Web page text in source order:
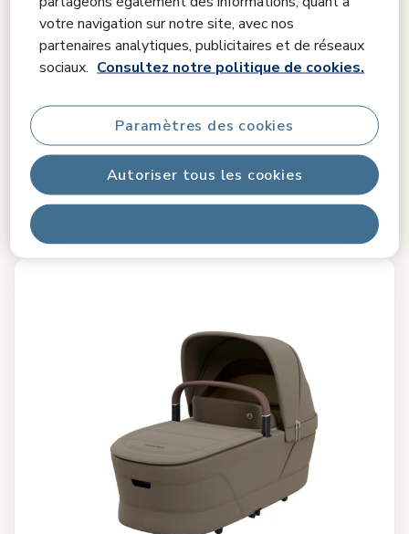
votre navigation sur notre site, avec nos
partenaires analytiques, publicitaires et de réseaux
sociaux. Consultez notre politique de cookies.
Autoriser tous les cookies
Paramètres des cookies
Sense
Spacieuse et confortable|Matelas respirant en mousse à
mémoire de forme|Aération optimale|SoothingSlope|